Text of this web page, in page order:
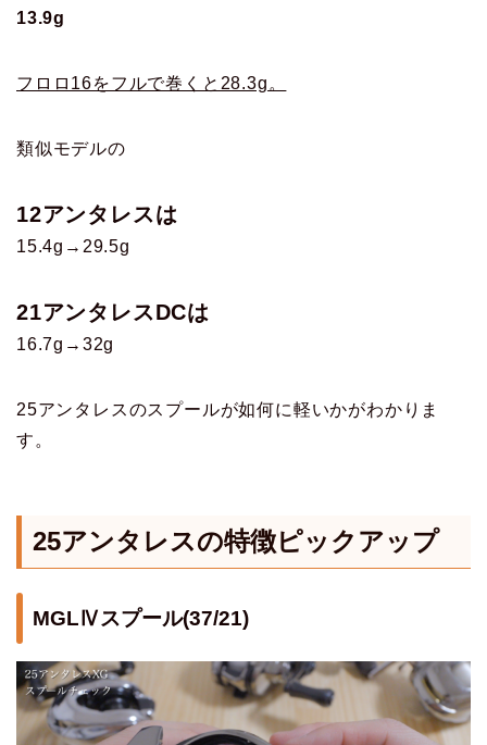
13.9g
フロロ16をフルで巻くと28.3g。
類似モデルの
12アンタレスは
15.4g→29.5g
21アンタレスDCは
16.7g→32g
25アンタレスのスプールが如何に軽いかがわかりま
す。
25アンタレスの特徴ピックアップ
MGLⅣスプール(37/21)